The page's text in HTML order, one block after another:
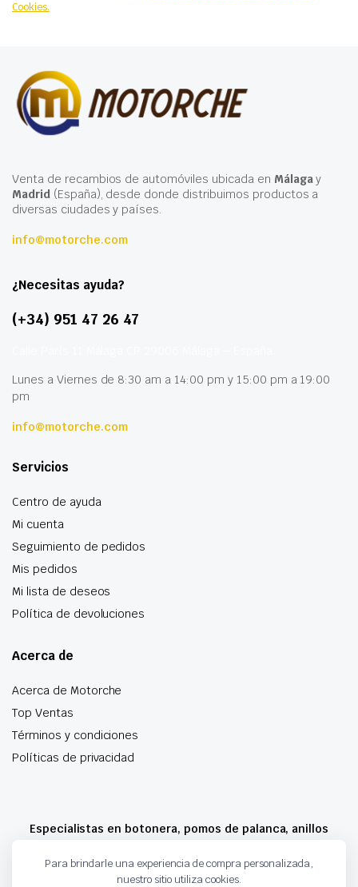
Cookies.
Venta de recambios de automóviles ubicada en Málagay
Madrid(España), desde donde distribuimos productos a
diversas ciudades y países.
info@motorche.com
¿Necesitas ayuda?
(+34) 951 47 26 47
Lunes a Viernes de 8:30 am a 14:00 pm y 15:00 pm a 19:00
pm
info@motorche.com
Servicios
Centro de ayuda
Mi cuenta
Seguimiento de pedidos
Mis pedidos
Mi lista de deseos
Política de devoluciones
Acerca de
Acerca de Motorche
Top Ventas
Términos y condiciones
Políticas de privacidad
Especialistas en botonera, pomos de palanca, anillos
Para brindarle una experiencia de compra personalizada,
nuestro sitio utiliza cookies.